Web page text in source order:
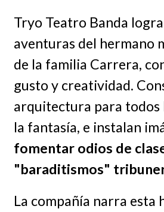
Tryo Teatro Banda
aventuras del hermano
de la familia Carrera,
gusto y creatividad.
arquitectura para todos
la fantasía, e instalan
fomentar odios de
"baraditismos"
La compañía narra esta